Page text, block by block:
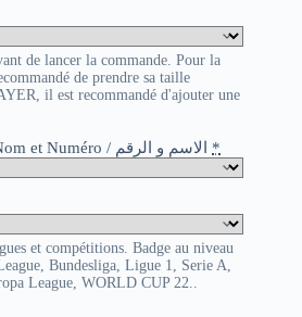
de lancer la commande. Pour la
de prendre sa taille
il est recommandé d'ajouter une
Personnalisation Flocage: Nom et Numéro / الاسم و الرقم *
et compétitions. Badge au niveau
Bundesliga, Ligue 1, Serie A,
League, WORLD CUP 22..